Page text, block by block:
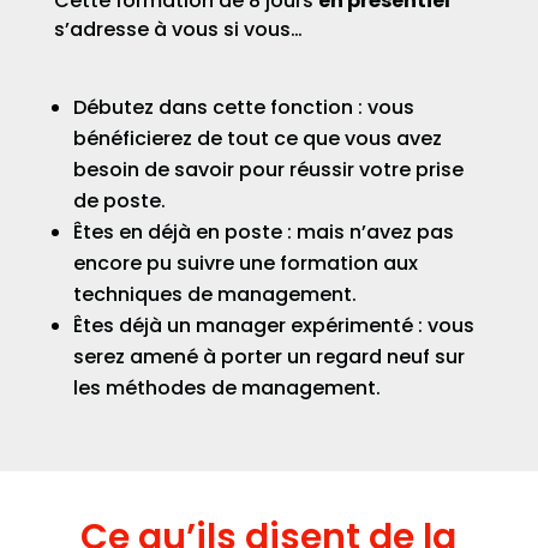
s’adresse à vous si vous…
Débutez dans cette fonction : vous
bénéficierez de tout ce que vous avez
besoin de savoir pour réussir votre prise
de poste.
Êtes en déjà en poste : mais n’avez pas
encore pu suivre une formation aux
techniques de management.
Êtes déjà un manager expérimenté : vous
serez amené à porter un regard neuf sur
les méthodes de management.
Ce qu’ils disent de la